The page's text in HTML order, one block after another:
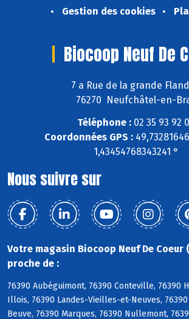
Gestion des cookies
Biocoop Neuf De
7 a Rue de la grande
76270 Neufchâtel-en-
Téléphone : 02 35 93 92
Coordonnées GPS :
1,43454768343241 °
Nous suivre sur
Votre magasin Biocoop Neuf De Coeur
proche de :
76390 Aubéguimont, 76390 Conteville, 76390
Illois, 76390 Landes-Vieilles-et-Neuves,
Beuve, 76390 Marques, 76390 Nullemont,